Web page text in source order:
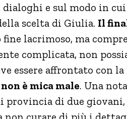
dialoghi e sul modo in
scelta di Giulia. Il
lacrimoso, ma
complicata, non
essere affrontato con
non è mica male. Una
di due giovani,